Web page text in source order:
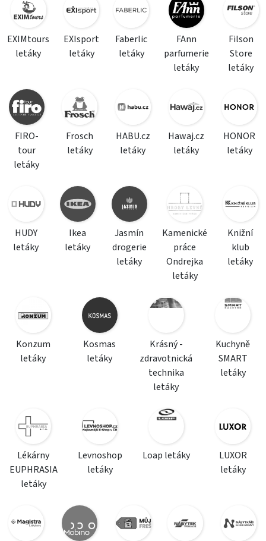
EXIMtours
letáky
EXIsport
letáky
Faberlic
letáky
FAnn
parfumerie
letáky
Filson
Store
letáky
FIRO-
tour
letáky
Frosch
letáky
HABU.cz
letáky
Hawaj.cz
letáky
HONOR
letáky
HUDY
letáky
Ikea
letáky
Jasmín
drogerie
letáky
Kamenické
práce
Ondrejka
letáky
Knižní
klub
letáky
Konzum
letáky
Kosmas
letáky
Krásný -
zdravotnická
technika
letáky
Kuchyně
SMART
letáky
Lékárny
EUPHRASIA
letáky
Levnoshop
letáky
Loap letáky
LUXOR
letáky